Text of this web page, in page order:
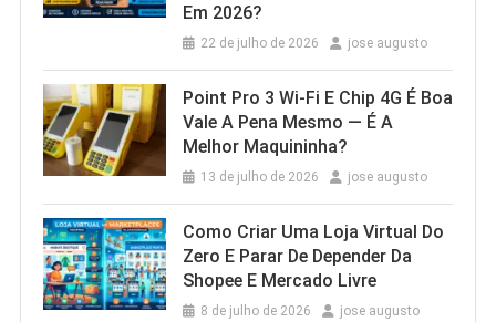
Em 2026?
22 de julho de 2026 jose augusto
Point Pro 3 Wi‑Fi E Chip 4G É Boa
Vale A Pena Mesmo — É A
Melhor Maquininha?
13 de julho de 2026 jose augusto
Como Criar Uma Loja Virtual Do
Zero E Parar De Depender Da
Shopee E Mercado Livre
8 de julho de 2026 jose augusto